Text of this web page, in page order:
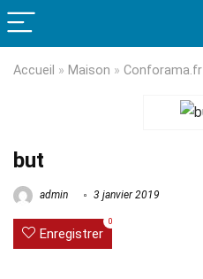
Accueil » Maison » Conforama.fr
but
admin 3 janvier 2019
Enregistrer
0